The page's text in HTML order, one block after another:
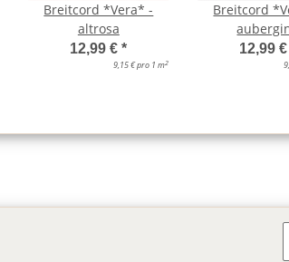
Breitcord *Vera* -
altrosa
12,99 €*
9,15 € pro 1 m2
Breitcord
12,99